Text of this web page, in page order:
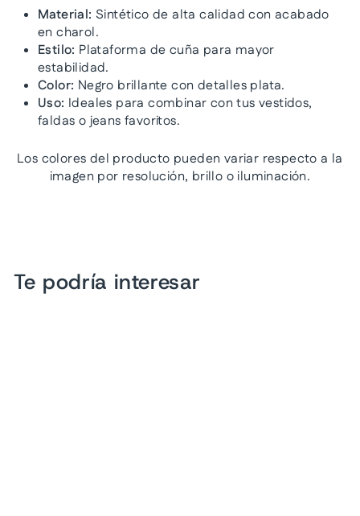
Material: Sintético de alta calidad con acabado
en charol.
Estilo: Plataforma de cuña para mayor
estabilidad.
Color: Negro brillante con detalles plata.
Uso: Ideales para combinar con tus vestidos,
faldas o jeans favoritos.
Los colores del producto pueden variar respecto a la
imagen por resolución, brillo o iluminación.
Te podría interesar